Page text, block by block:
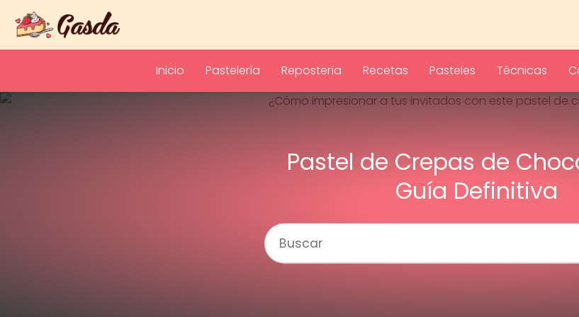
Inicio Pastelería Repostería Recetas Pasteles Técnicas
Pastel de Crepas de
Guía Definitiva